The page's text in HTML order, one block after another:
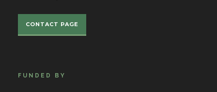
CONTACT PAGE
FUNDED BY